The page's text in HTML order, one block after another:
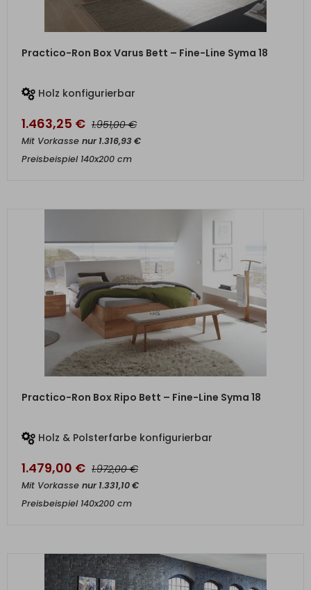
ZUM PRODUKT
Practico-Ron Box Varus Bett – Fine-Line Syma 18
Holz konfigurierbar
1.463,25 € 1.951,00€
Mit Vorkasse nur1.316,93€
Preisbeispiel 140x200 cm
ZUM PRODUKT
Practico-Ron Box Ripo Bett – Fine-Line Syma 18
Holz & Polsterfarbe konfigurierbar
1.479,00 € 1.972,00€
Mit Vorkasse nur1.331,10€
Preisbeispiel 140x200 cm